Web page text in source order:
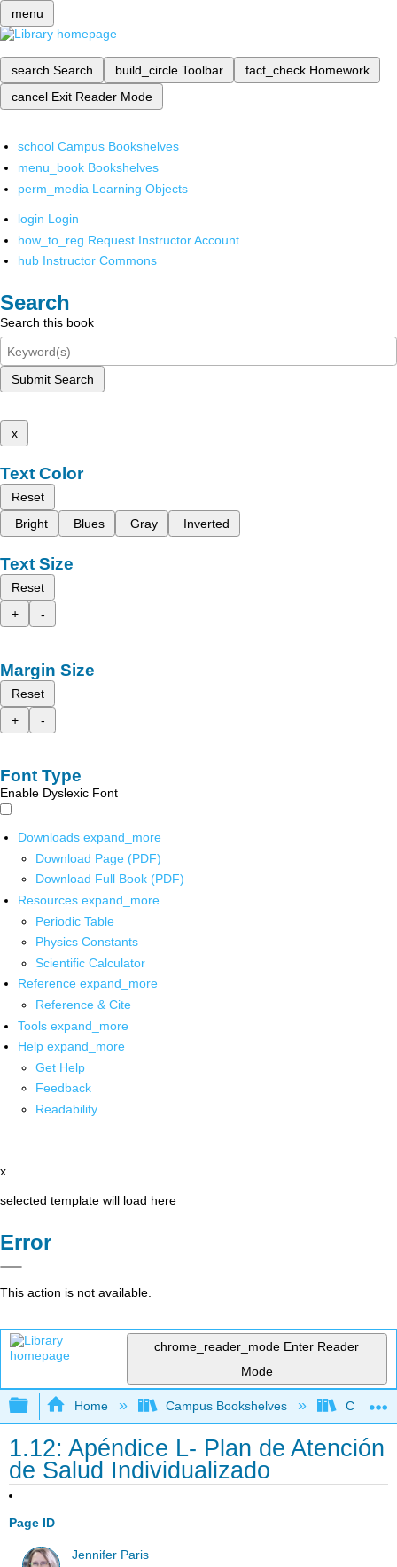
menu
search Search build_circle Toolbar fact_check Homework
cancel Exit Reader Mode
school Campus Bookshelves
menu_book Bookshelves
perm_media Learning Objects
login Login
how_to_reg Request Instructor Account
hub Instructor Commons
Search
Search this book
Submit Search
x
Text Color
Reset
Bright
Blues Gray Inverted
Text Size
Reset
+
-
Margin Size
Reset
+
-
Font Type
Enable Dyslexic Font
Downloads expand_more
Download Page (PDF)
Download Full Book (PDF)
Resources expand_more
Periodic Table
Physics Constants
Scientific Calculator
Reference expand_more
Reference & Cite
Tools expand_more
Help expand_more
Get Help
Feedback
Readability
x
selected template will load here
Error
This action is not available.
chrome_reader_mode Enter Reader
Mode
Expand/collapse global hierarchy
Home Campus Bookshelves Cerro
1.12: Apéndice L- Plan de Atención
de Salud Individualizado
Page ID
Jennifer Paris